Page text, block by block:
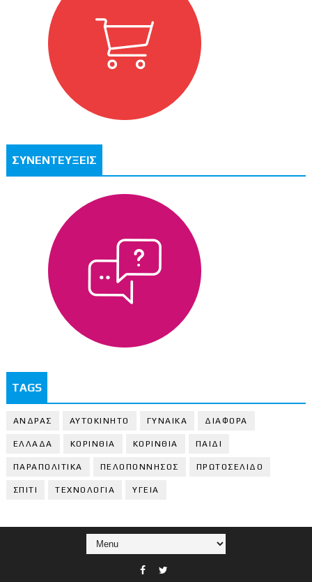
ΣΥΝΕΝΤΕΥΞΕΙΣ
TAGS
ΑΝΔΡΑΣ ΑΥΤΟΚΙΝΗΤΟ ΓΥΝΑΙΚΑ ΔΙΑΦΟΡΑ
ΕΛΛΑΔΑ ΚΟΡΙΝΘΙΑ ΚΟΡΙΝΘΙA ΠΑΙΔΙ
ΠΑΡΑΠΟΛΙΤΙΚΑ ΠΕΛΟΠΟΝΝΗΣΟΣ ΠΡΩΤΟΣΕΛΙΔΟ
ΣΠΙΤΙ ΤΕΧΝΟΛΟΓΙΑ ΥΓΕΙΑ